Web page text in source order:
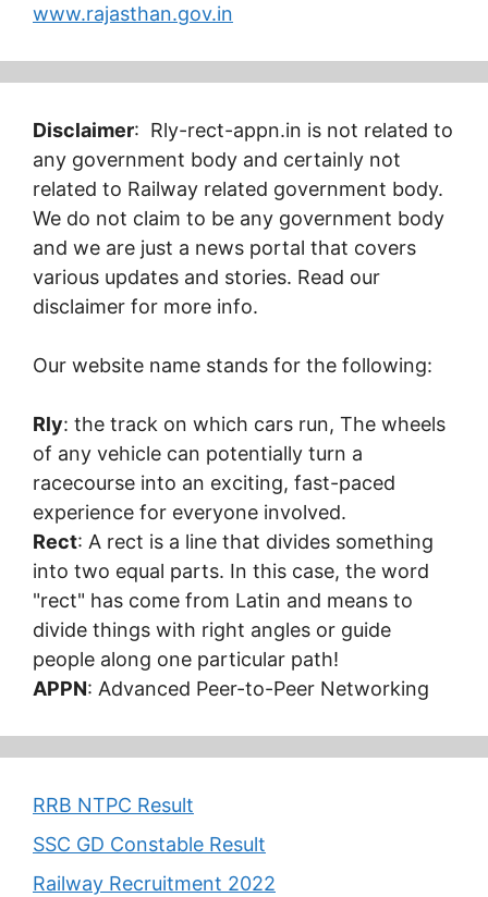
www.rajasthan.gov.in
Disclaimer: Rly-rect-appn.in is not related to
any government body and certainly not
related to Railway related government body.
We do not claim to be any government body
and we are just a news portal that covers
various updates and stories. Read our
disclaimer for more info.
Our website name stands for the following:
Rly: the track on which cars run, The wheels
of any vehicle can potentially turn a
racecourse into an exciting, fast-paced
experience for everyone involved.
Rect: A rect is a line that divides something
into two equal parts. In this case, the word
"rect" has come from Latin and means to
divide things with right angles or guide
people along one particular path!
APPN: Advanced Peer-to-Peer Networking
RRB NTPC Result
SSC GD Constable Result
Railway Recruitment 2022